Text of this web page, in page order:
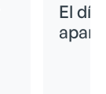
El